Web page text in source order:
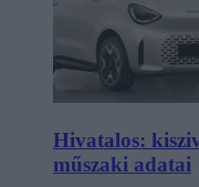
Hivatalos:
műszaki adatai